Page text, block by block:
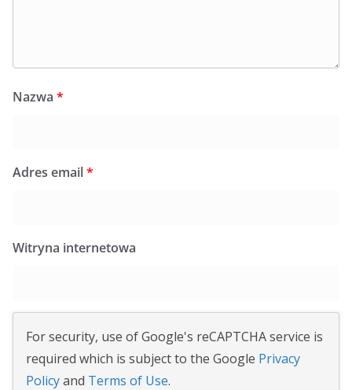
Nazwa *
Adres email*
Witryna internetowa
For security, use of Google's reCAPTCHA service is
required which is subject to the Google Privacy
Policyand Terms of Use.